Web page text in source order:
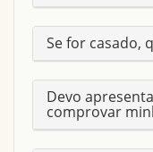
Se for casado,
Devo
comprovar